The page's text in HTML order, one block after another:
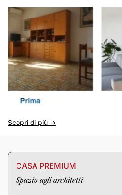
Scopri di più ->
CASA PREMIUM
Spazio agli architetti